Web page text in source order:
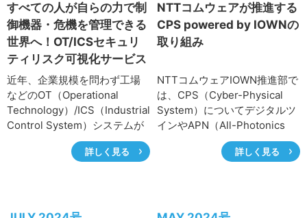
すべての人が自らの力で制
御機器・危機を管理できる
世界へ！OT/ICSセキュリ
ティリスク可視化サービス
OsecT
近年、企業規模を問わず工場
などのOT（Operational
Technology）/ICS（Industrial
Control System）システムが
攻撃される事例が増えてお
り、セキュリティ対策が急務
詳しく見る
NTTコムウェアが推進する
CPS powered by IOWNの
取り組み
NTTコムウェアIOWN推進部で
は、CPS（Cyber-Physical
System）についてデジタルツ
インやAPN（All-Photonics
IOWN（Innovative Optical
詳しく見る